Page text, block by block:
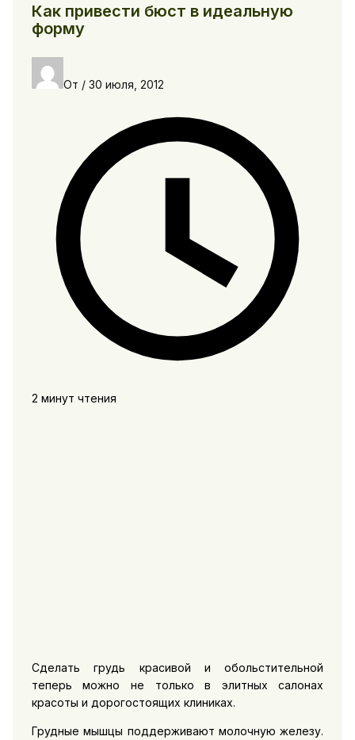
Как привести бюст в идеальную
форму
От / 30 июля, 2012
2 минут чтения
Сделать грудь красивой и обольстительной
теперь можно не только в элитных салонах
красоты и дорогостоящих клиниках.
Грудные мышцы поддерживают молочную железу.